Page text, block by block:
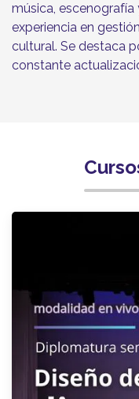
música, escenografía
experiencia en
cultural. Se destaca
constante